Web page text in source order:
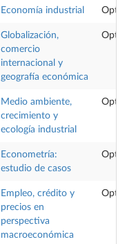
Economía industrial
Globalización,
comercio
internacional y
geografía económica
Medio ambiente,
crecimiento y
ecología industrial
Econometría:
estudio de casos
Empleo, crédito y
precios en
perspectiva
macroeconómica